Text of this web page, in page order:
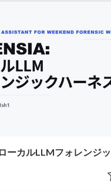
ーカルLLMフォレンジ